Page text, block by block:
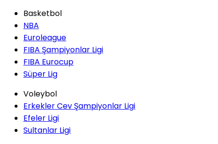
Basketbol
NBA
Euroleague
FIBA Şampiyonlar Ligi
FIBA Eurocup
Süper Lig
Voleybol
Erkekler Cev Şampiyonlar Ligi
Efeler Ligi
Sultanlar Ligi